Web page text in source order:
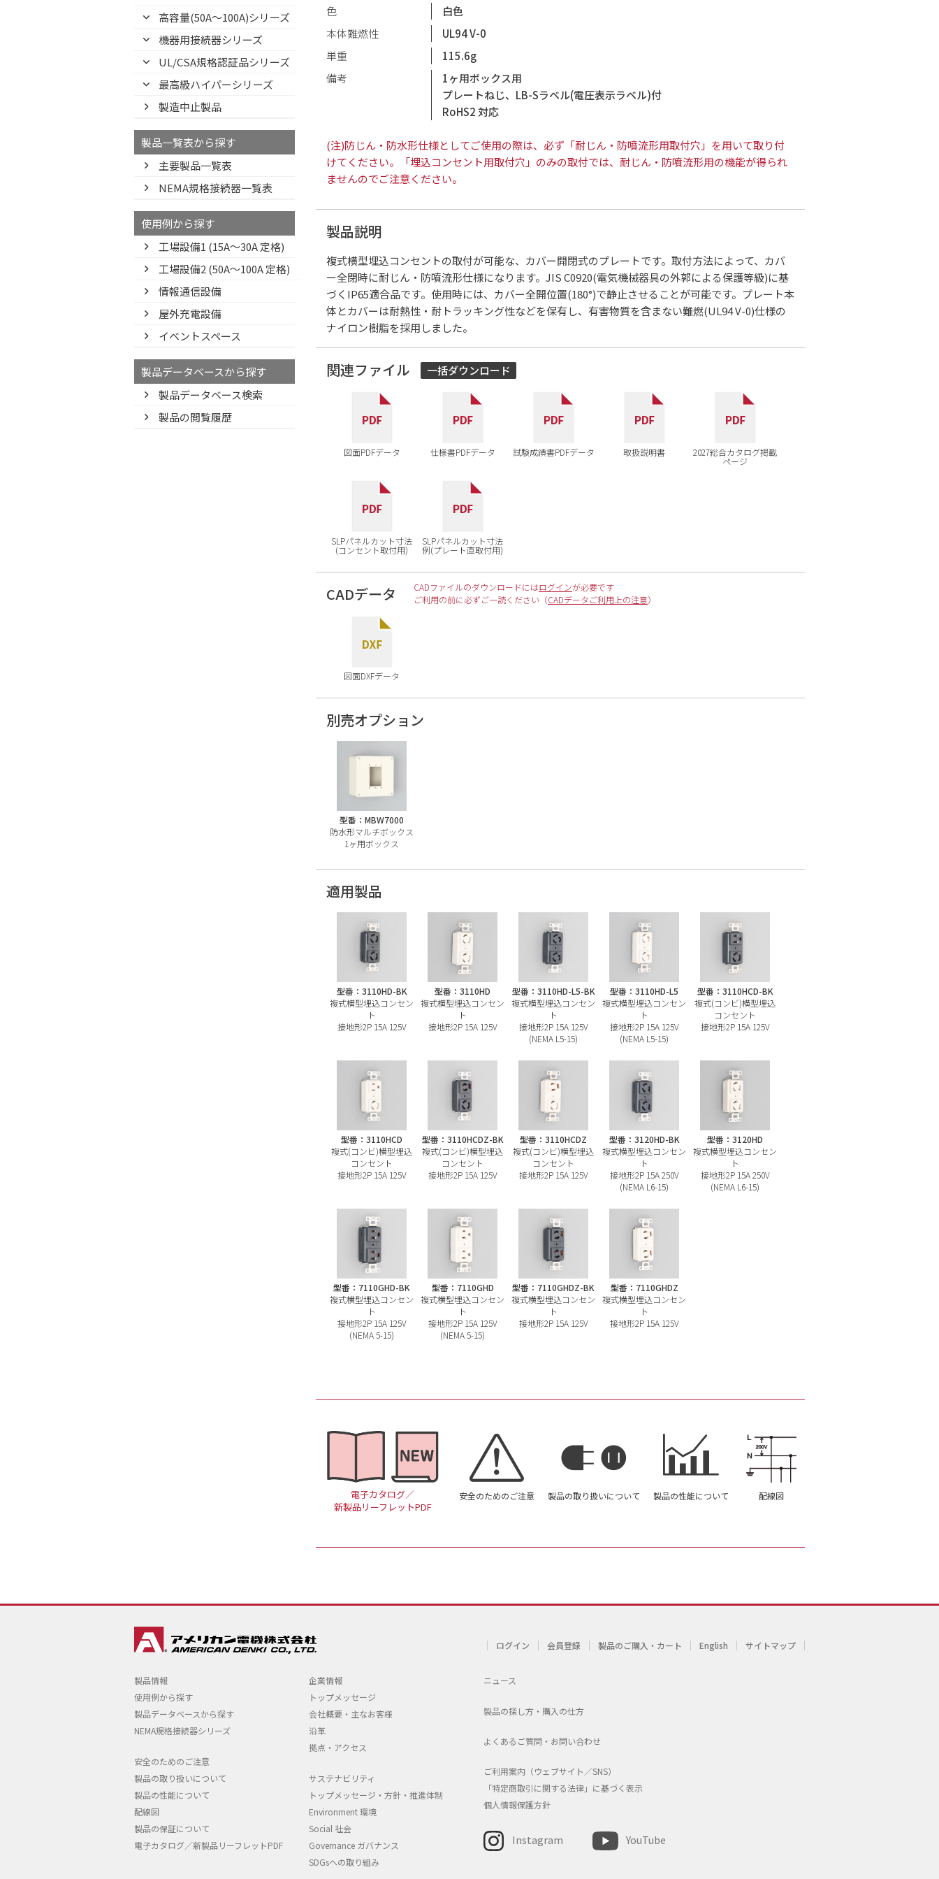
高容量(50A～100A)シリーズ
機器用接続器シリーズ
UL/CSA規格認証品シリーズ
最高級ハイパーシリーズ
製造中止製品
製品一覧表から探す
主要製品一覧表
NEMA規格接続器一覧表
使用例から探す
工場設備1 (15A〜30A 定格)
工場設備2 (50A〜100A 定格)
情報通信設備
屋外充電設備
イベントスペース
製品データベースから探す
製品データベース検索
製品の閲覧履歴
色
白色
本体難燃性
UL94 V-0
単重
115.6g
備考
1ヶ用ボックス用
プレートねじ、LB-Sラベル(電圧表示ラベル)付
RoHS2 対応
(注)防じん・防水形仕様としてご使用の際は、必ず「耐じん・防噴流形用取付穴」を用いて取り付
けてください。「埋込コンセント用取付穴」のみの取付では、耐じん・防噴流形用の機能が得られ
ませんのでご注意ください。
製品説明
複式横型埋込コンセントの取付が可能な、カバー開閉式のプレートです。取付方法によって、カバ
ー全閉時に耐じん・防噴流形仕様になります。JIS C0920(電気機械器具の外郭による保護等級)に基
づくIP65適合品です。使用時には、カバー全開位置(180°)で静止させることが可能です。プレート本
体とカバーは耐熱性・耐トラッキング性などを保有し、有害物質を含まない難燃(UL94 V-0)仕様の
ナイロン樹脂を採用しました。
関連ファイル
図面PDFデータ 仕様書PDFデータ 試験成績書PDFデータ 取扱説明書 2027総合カタログ掲載
ページ
SLPパネルカット寸法
(コンセント取付用)
SLPパネルカット寸法
例(プレート直取付用)
一括ダウンロード
CADデータ CADファイルのダウンロードにはログインが必要です
ご利用の前に必ずご一読ください（CADデータご利用上の注意）
図面DXFデータ
別売オプション
型番：MBW7000
防水形マルチボックス
1ヶ用ボックス
適用製品
型番：3110HD-BK
複式横型埋込コンセン
ト
接地形2P 15A 125V
型番：3110HD
複式横型埋込コンセン
ト
接地形2P 15A 125V
型番：3110HD-L5-BK
複式横型埋込コンセン
ト
接地形2P 15A 125V
(NEMA L5-15)
型番：3110HD-L5
複式横型埋込コンセン
ト
接地形2P 15A 125V
(NEMA L5-15)
型番：3110HCD-BK
複式(コンビ)横型埋込
コンセント
接地形2P 15A 125V
型番：3110HCD
複式(コンビ)横型埋込
コンセント
接地形2P 15A 125V
型番：3110HCDZ-BK
複式(コンビ)横型埋込
コンセント
接地形2P 15A 125V
型番：3110HCDZ
複式(コンビ)横型埋込
コンセント
接地形2P 15A 125V
型番：3120HD-BK
複式横型埋込コンセン
ト
接地形2P 15A 250V
(NEMA L6-15)
型番：3120HD
複式横型埋込コンセン
ト
接地形2P 15A 250V
(NEMA L6-15)
型番：7110GHD-BK
複式横型埋込コンセン
ト
接地形2P 15A 125V
(NEMA 5-15)
型番：7110GHD
複式横型埋込コンセン
ト
接地形2P 15A 125V
(NEMA 5-15)
型番：7110GHDZ-BK
複式横型埋込コンセン
ト
接地形2P 15A 125V
型番：7110GHDZ
複式横型埋込コンセン
ト
接地形2P 15A 125V
電子カタログ／
新製品リーフレットPDF
安全のためのご注意 製品の取り扱いについて 製品の性能について 配線図
ログイン 会員登録 製品のご購入・カート English サイトマップ
製品情報
使用例から探す
製品データベースから探す
NEMA規格接続器シリーズ
安全のためのご注意
製品の取り扱いについて
製品の性能について
配線図
製品の保証について
電子カタログ／新製品リーフレットPDF
企業情報
トップメッセージ
会社概要・主なお客様
沿革
拠点・アクセス
サステナビリティ
トップメッセージ・方針・推進体制
Environment 環境
Social 社会
Governance ガバナンス
SDGsへの取り組み
ニュース
製品の探し方・購入の仕方
よくあるご質問・お問い合わせ
ご利用案内（ウェブサイト／SNS）
「特定商取引に関する法律」に基づく表示
個人情報保護方針
Instagram YouTube